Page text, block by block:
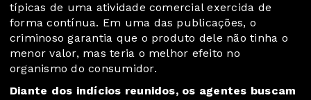
típicas de uma atividade comercial exercida de
forma contínua. Em uma das publicações, o
criminoso garantia que o produto dele não tinha o
menor valor, mas teria o melhor efeito no
organismo do consumidor.
Diante dos indícios reunidos, os agentes buscam